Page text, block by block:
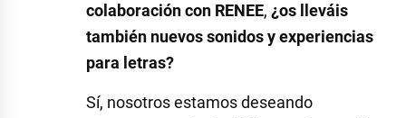
colaboración con RENEE, ¿os lleváis
también nuevos sonidos y experiencias
para letras?
Sí, nosotros estamos deseando